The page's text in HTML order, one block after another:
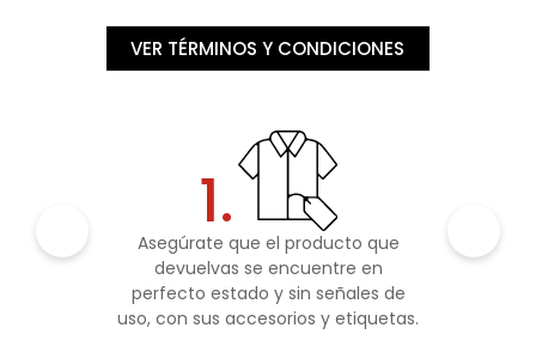
VER TÉRMINOS Y CONDICIONES
1.
Asegúrate que el producto que
devuelvas se encuentre en
perfecto estado y sin señales de
uso, con sus accesorios y etiquetas.